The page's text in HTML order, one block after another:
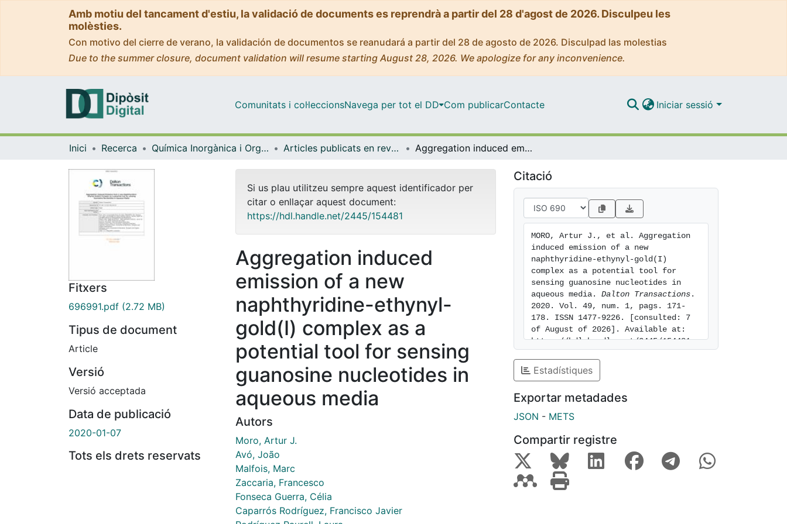
Amb motiu del tancament d'estiu, la validació de documents es reprendrà a partir del 28 d'agost de 2026. Disculpeu les
molèsties.
Con motivo del cierre de verano, la validación de documentos se reanudará a partir del 28 de agosto de 2026. Disculpad las molestias
Due to the summer closure, document validation will resume starting August 28, 2026. We apologize for any inconvenience.
Comunitats i col·leccionsNavega per tot el DD Com publicarContacte Iniciar sessió
Inici Recerca Química Inorgànica i Orgànica Articles publicats en revistes (Química Inorgànica i Orgànica) Aggregation induced emission of a new naphthyridine-ethynyl-gold(I) complex as a potential tool for sensing guanosine nucleotides in aqueous media
Fitxers
696991.pdf (2.72 MB)
Tipus de document
Article
Versió
Versió acceptada
Data de publicació
2020-01-07
Tots els drets reservats
Si us plau utilitzeu sempre aquest identificador per
citar o enllaçar aquest document:
https://hdl.handle.net/2445/154481
Aggregation induced
emission of a new
naphthyridine-ethynyl-
gold(I) complex as a
potential tool for sensing
guanosine nucleotides in
aqueous media
Autors
Moro, Artur J.
Avó, João
Malfois, Marc
Zaccaria, Francesco
Fonseca Guerra, Célia
Caparrós Rodríguez, Francisco Javier
Citació
MORO, Artur J., et al. Aggregation
induced emission of a new
naphthyridine-ethynyl-gold(I)
complex as a potential tool for
sensing guanosine nucleotides in
aqueous media. Dalton Transactions .
2020. Vol. 49, num. 1, pags. 171-
178. ISSN 1477-9226. [consulted: 7
of August of 2026]. Available at:
https://hdl.handle.net/2445/154481
Estadístiques
Exportar metadades
JSON - METS
Compartir registre